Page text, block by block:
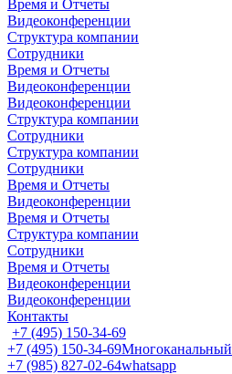
Время и Отчеты
Видеоконференции
Структура компании
Сотрудники
Время и Отчеты
Видеоконференции
Видеоконференции
Структура компании
Сотрудники
Структура компании
Сотрудники
Время и Отчеты
Видеоконференции
Время и Отчеты
Структура компании
Сотрудники
Время и Отчеты
Видеоконференции
Видеоконференции
Контакты
+7 (495) 150-34-69
+7 (495) 150-34-69Многоканальный
+7 (985) 827-02-64whatsapp